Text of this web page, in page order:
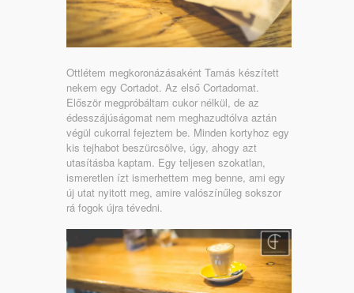
Ottlétem megkoronázásaként Tamás készített
nekem egy Cortadot. Az első Cortadomat.
Először megpróbáltam cukor nélkül, de az
édesszájúságomat nem meghazudtólva aztán
végül cukorral fejeztem be. Minden kortyhoz egy
kis tejhabot beszürcsölve, úgy, ahogy azt
utasításba kaptam. Egy teljesen szokatlan,
ismeretlen ízt ismerhettem meg benne, ami egy
új utat nyitott meg, amire valószínűleg sokszor
rá fogok újra tévedni.